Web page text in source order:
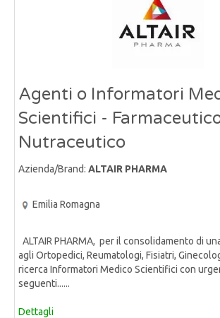
Agenti o Informatori
Scientifici -
Nutraceutico
Azienda/Brand: ALTAIR PHARMA
Emilia Romagna
ALTAIR PHARMA, per il consolidamento di
agli Ortopedici, Reumatologi, Fisiatri,
ricerca Informatori Medico Scientifici con
seguenti......
Dettagli